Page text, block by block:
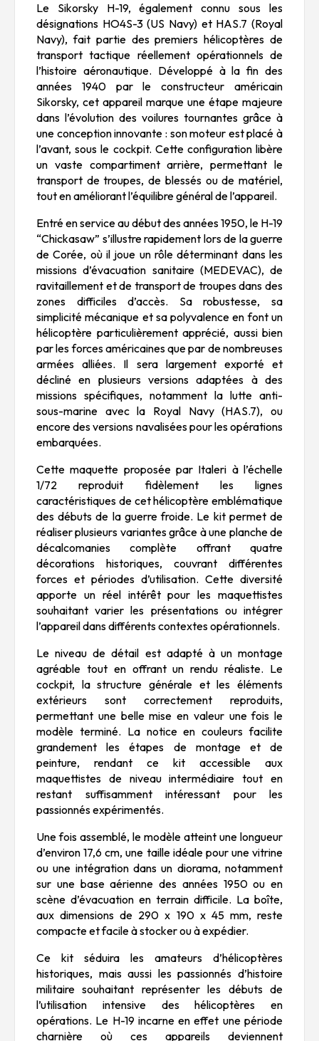
Le Sikorsky H-19, également connu sous les
désignations HO4S-3 (US Navy) et HAS.7 (Royal
Navy), fait partie des premiers hélicoptères de
transport tactique réellement opérationnels de
l’histoire aéronautique. Développé à la fin des
années 1940 par le constructeur américain
Sikorsky, cet appareil marque une étape majeure
dans l’évolution des voilures tournantes grâce à
une conception innovante : son moteur est placé à
l’avant, sous le cockpit. Cette configuration libère
un vaste compartiment arrière, permettant le
transport de troupes, de blessés ou de matériel,
tout en améliorant l’équilibre général de l’appareil.
Entré en service au début des années 1950, le H-19
“Chickasaw” s’illustre rapidement lors de la guerre
de Corée, où il joue un rôle déterminant dans les
missions d’évacuation sanitaire (MEDEVAC), de
ravitaillement et de transport de troupes dans des
zones difficiles d’accès. Sa robustesse, sa
simplicité mécanique et sa polyvalence en font un
hélicoptère particulièrement apprécié, aussi bien
par les forces américaines que par de nombreuses
armées alliées. Il sera largement exporté et
décliné en plusieurs versions adaptées à des
missions spécifiques, notamment la lutte anti-
sous-marine avec la Royal Navy (HAS.7), ou
encore des versions navalisées pour les opérations
embarquées.
Cette maquette proposée par Italeri à l’échelle
1/72 reproduit fidèlement les lignes
caractéristiques de cet hélicoptère emblématique
des débuts de la guerre froide. Le kit permet de
réaliser plusieurs variantes grâce à une planche de
décalcomanies complète offrant quatre
décorations historiques, couvrant différentes
forces et périodes d’utilisation. Cette diversité
apporte un réel intérêt pour les maquettistes
souhaitant varier les présentations ou intégrer
l’appareil dans différents contextes opérationnels.
Le niveau de détail est adapté à un montage
agréable tout en offrant un rendu réaliste. Le
cockpit, la structure générale et les éléments
extérieurs sont correctement reproduits,
permettant une belle mise en valeur une fois le
modèle terminé. La notice en couleurs facilite
grandement les étapes de montage et de
peinture, rendant ce kit accessible aux
maquettistes de niveau intermédiaire tout en
restant suffisamment intéressant pour les
passionnés expérimentés.
Une fois assemblé, le modèle atteint une longueur
d’environ 17,6 cm, une taille idéale pour une vitrine
ou une intégration dans un diorama, notamment
sur une base aérienne des années 1950 ou en
scène d’évacuation en terrain difficile. La boîte,
aux dimensions de 290 x 190 x 45 mm, reste
compacte et facile à stocker ou à expédier.
Ce kit séduira les amateurs d’hélicoptères
historiques, mais aussi les passionnés d’histoire
militaire souhaitant représenter les débuts de
l’utilisation intensive des hélicoptères en
opérations. Le H-19 incarne en effet une période
charnière où ces appareils deviennent